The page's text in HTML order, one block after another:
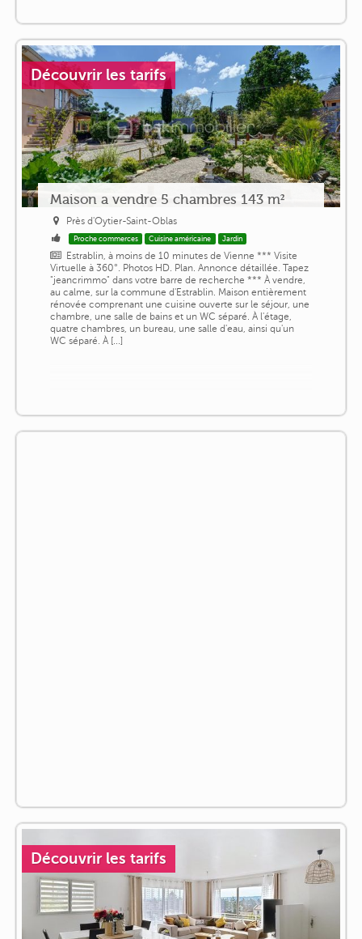
Découvrir les tarifs
Maison a vendre 5 chambres 143 m²
Près d'Oytier-Saint-Oblas
Proche commerces Cuisine américaine Jardin
Estrablin, à moins de 10 minutes de Vienne *** Visite
Virtuelle à 360°. Photos HD. Plan. Annonce détaillée. Tapez
"jeancrimmo" dans votre barre de recherche *** À vendre,
au calme, sur la commune d'Estrablin. Maison entièrement
rénovée comprenant une cuisine ouverte sur le séjour, une
chambre, une salle de bains et un WC séparé. À l'étage,
quatre chambres, un bureau, une salle d'eau, ainsi qu'un
WC séparé. À [...]
Découvrir les tarifs